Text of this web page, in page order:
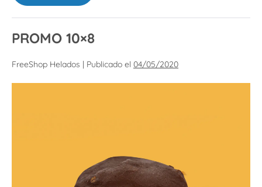
PROMO 10×8
FreeShop Helados | Publicado el 04/05/2020